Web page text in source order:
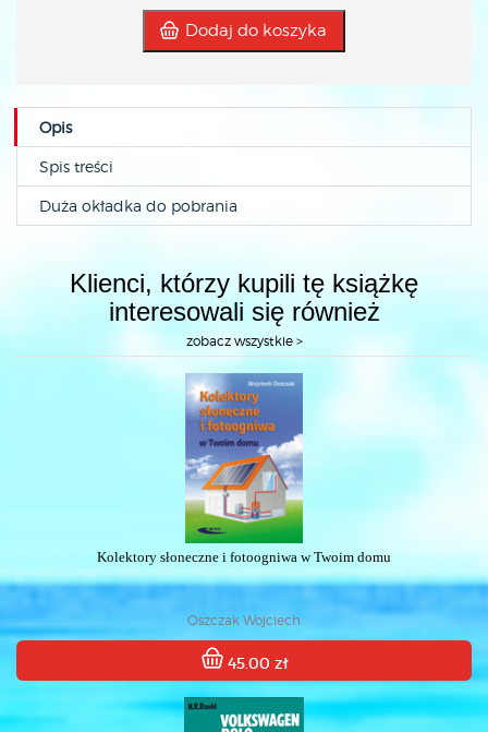
Dodaj do koszyka
Opis
Spis treści
Duża okładka do pobrania
Klienci, którzy kupili tę książkę
interesowali się również
zobacz wszystkie >
Kolektory słoneczne i fotoogniwa w Twoim domu
Oszczak Wojciech
45.00 zł